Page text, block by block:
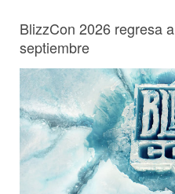
BlizzCon 2026 regresa
septiembre